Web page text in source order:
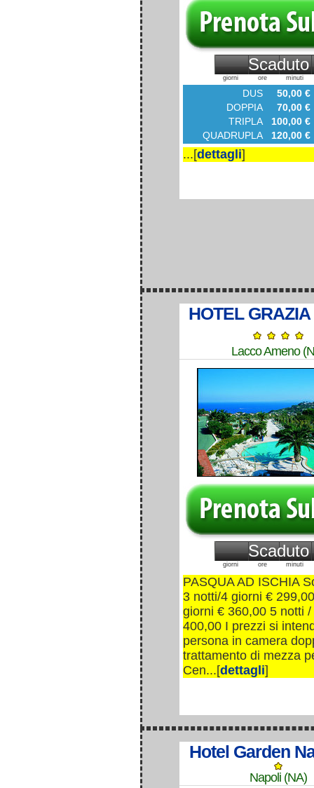
Scaduto
giorni ore minuti
DUS
50,00 €
DOPPIA
70,00 €
TRIPLA
100,00 €
QUADRUPLA
120,00 €
...[dettagli]
HOTEL
Lacco Ameno
Scaduto
giorni ore minuti
PASQUA AD ISCHIA
3 notti/4 giorni €
giorni € 360,00 5 notti
400,00 I prezzi si
persona in camera
trattamento di mezza
Cen...[dettagli]
Hotel Garden
Napoli (NA)